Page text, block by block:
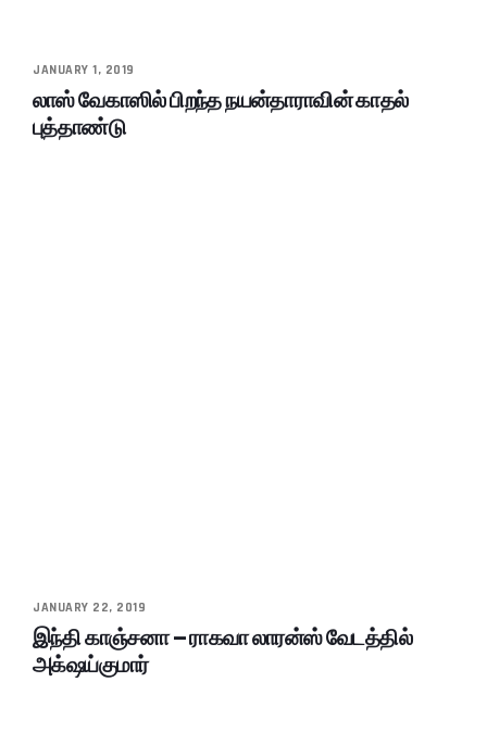
JANUARY 1, 2019
லாஸ் வேகாஸில் பிறந்த நயன்தாராவின் காதல்
புத்தாண்டு
JANUARY 22, 2019
இந்தி காஞ்சனா – ராகவா லாரன்ஸ் வேடத்தில்
அக்‌ஷய்குமார்